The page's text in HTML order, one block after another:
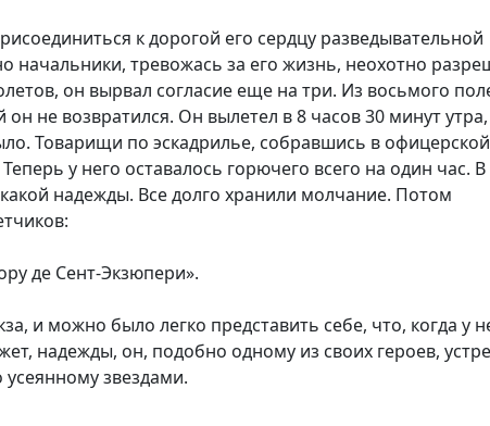
к дорогой его сердцу разведывательной
начальники, тревожась за его жизнь, неохотно
он вырвал согласие еще на три. Из восьмого
не возвратился. Он вылетел в 8 часов 30 минут утра,
Товарищи по эскадрилье, собравшись в офицерской
у него оставалось горючего всего на один час. В
надежды. Все долго хранили молчание. Потом
де Сент-Экзюпери».
и можно было легко представить себе, что, когда у
надежды, он, подобно одному из своих героев,
звездами.